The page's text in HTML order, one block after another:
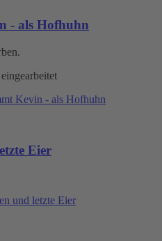
- als Hofhuhn
Kevin - als Hofhuhn
Eier
und letzte Eier